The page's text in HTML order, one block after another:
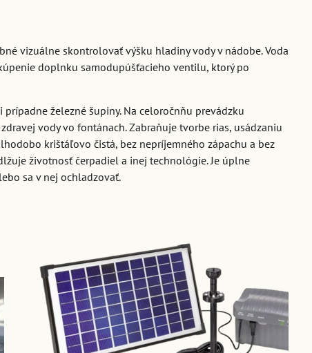
vizuálne skontrolovať výšku hladiny vody v nádobe. Voda
doplnku samodupúšťacieho ventilu, ktorý po
železné šupiny. Na celoročnňu prevádzku
vody vo fontánach. Zabraňuje tvorbe rias, usádzaniu
krištáľovo čistá, bez nepríjemného zápachu a bez
životnosť čerpadiel a inej technológie. Je úplne
sa v nej ochladzovať.